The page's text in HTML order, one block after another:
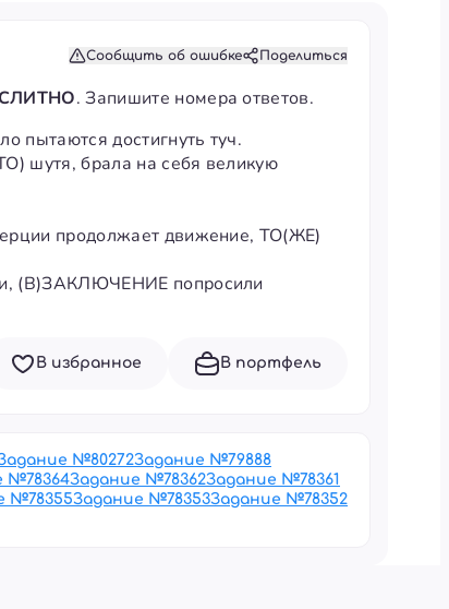
Сообщить об ошибке Поделиться
. Запишите номера ответов.
пытаются достигнуть туч.
шутя, брала на себя великую
продолжает движение, ТО(ЖЕ)
(В)ЗАКЛЮЧЕНИЕ попросили
В избранное В портфель
№80272Задание №79888
№78364Задание №78362Задание №78361
№78355Задание №78353Задание №78352